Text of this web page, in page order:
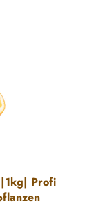
5 Sternen
Profi